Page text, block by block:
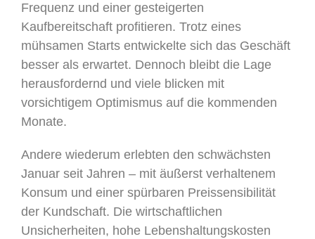
Frequenz und einer gesteigerten
Kaufbereitschaft profitieren. Trotz eines
mühsamen Starts entwickelte sich das Geschäft
besser als erwartet. Dennoch bleibt die Lage
herausfordernd und viele blicken mit
vorsichtigem Optimismus auf die kommenden
Monate.
Andere wiederum erlebten den schwächsten
Januar seit Jahren – mit äußerst verhaltenem
Konsum und einer spürbaren Preissensibilität
der Kundschaft. Die wirtschaftlichen
Unsicherheiten, hohe Lebenshaltungskosten